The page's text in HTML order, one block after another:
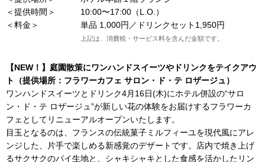
＜提供時間＞
10:00〜17:00（L.O.）
＜料金＞
単品 1,000円／ドリンクセット1,950円
上記は、消費税・サービス料を含んだ金額です。
【NEW！】庭園散策にワンハンドスイーツやドリンクをテイクアウ
ト（提供場所：フラワーカフェ サロン・ド・テ ロザージュ）
ワンハンドスイーツとドリンク4月16日(木)にホテル併設の“サロ
ン・ド・テ ロザージュ”が新しい花の体験をお届けするフラワーカ
フェとしてリニューアルオープンいたします。
目玉となるのは、フランスの伝統菓子ミルフィーユを現代風にアレ
ンジした、片手で楽しめる新感覚のデザートです。店内で焼き上げ
るサクサクのパイ生地と、シャキシャキとした食感を活かしたリン